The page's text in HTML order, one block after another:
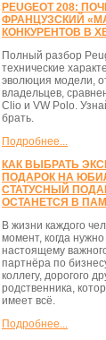
PEUGEOT 208:
ФРАНЦУЗСКИЙ
КОНКУРЕНТОВ В
Полный разбор
технические
эволюция модели,
владельцев,
Clio и VW Polo.
брать.
Подробнее...
КАК ВЫБРАТЬ
ПОДАРОК НА
СТАТУСНЫЙ
ОСТАНЕТСЯ В
В жизни каждого
момент, когда
настоящему
партнёра по
коллегу, дорогого
родственника,
имеет всё.
Подробнее...